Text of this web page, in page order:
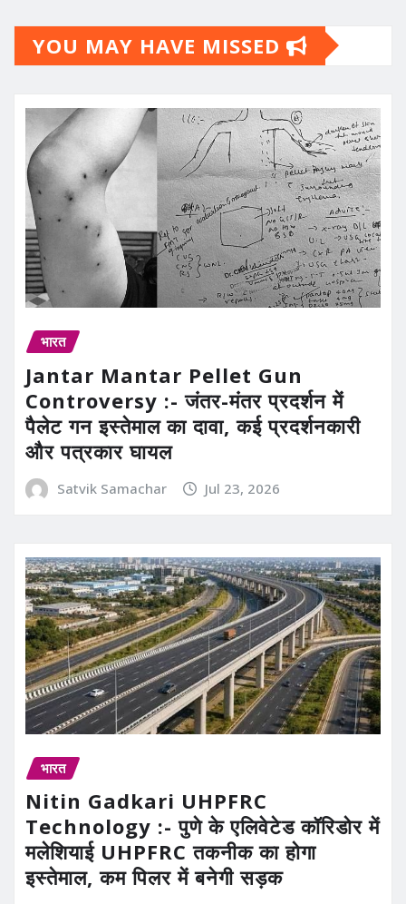
YOU MAY HAVE MISSED
भारत
Jantar Mantar Pellet Gun
Controversy :- जंतर-मंतर प्रदर्शन में
पैलेट गन इस्तेमाल का दावा, कई प्रदर्शनकारी
और पत्रकार घायल
Satvik Samachar Jul 23, 2026
भारत
Nitin Gadkari UHPFRC
Technology :- पुणे के एलिवेटेड कॉरिडोर में
मलेशियाई UHPFRC तकनीक का होगा
इस्तेमाल, कम पिलर में बनेगी सड़क